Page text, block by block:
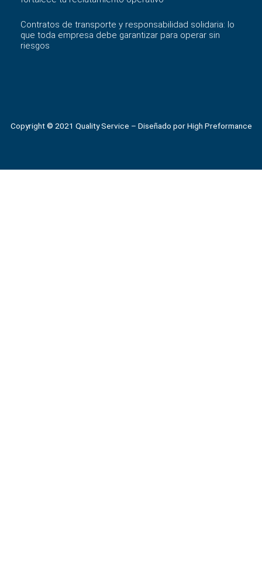
Contratos de transporte y responsabilidad solidaria: lo
que toda empresa debe garantizar para operar sin
riesgos
Copyright ©️ 2021 Quality Service – Diseñado por High Preformance